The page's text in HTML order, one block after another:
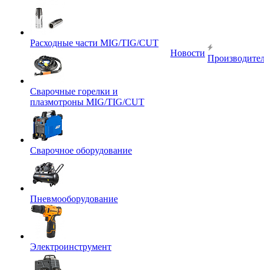
Расходные части MIG/TIG/CUT
Сварочные горелки и
плазмотроны MIG/TIG/CUT
Сварочное оборудование
Пневмооборудование
Электроинструмент
Новости